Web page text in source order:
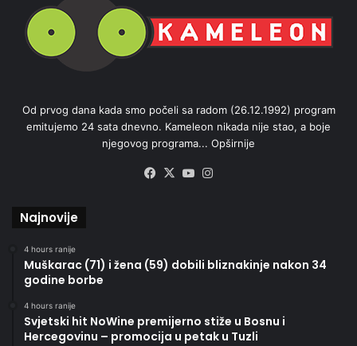
Od prvog dana kada smo počeli sa radom (26.12.1992) program
emitujemo 24 sata dnevno. Kameleon nikada nije stao, a boje
njegovog programa... Opširnije
Facebook
X YouTube
Najnovije
4 hours ranije
Muškarac (71) i žena (59) dobili bliznakinje nakon 34
godine borbe
4 hours ranije
Svjetski hit NoWine premijerno stiže u Bosnu i
Hercegovinu – promocija u petak u Tuzli